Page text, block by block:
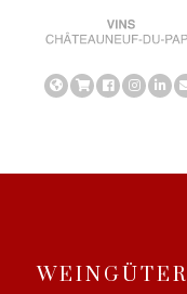
WEINGÜTER